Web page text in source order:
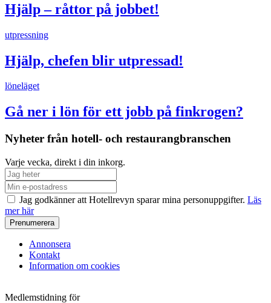
Hjälp – råttor på jobbet!
utpressning
Hjälp, chefen blir utpressad!
löneläget
Gå ner i lön för ett jobb på finkrogen?
Nyheter från hotell- och restaurangbranschen
Varje vecka, direkt i din inkorg.
Jag godkänner att Hotellrevyn sparar mina personuppgifter. Läs
mer här
Annonsera
Kontakt
Information om cookies
Medlemstidning för